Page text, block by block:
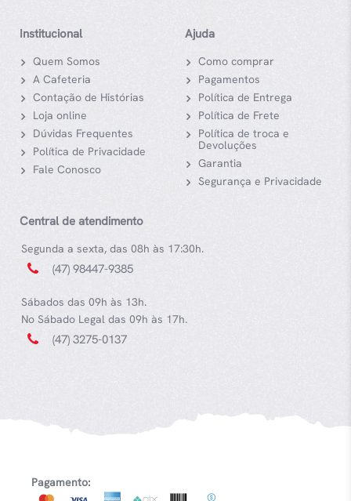
Institucional
Quem Somos
A Cafeteria
Contação de Histórias
Loja online
Dúvidas Frequentes
Política de Privacidade
Fale Conosco
Ajuda
Como comprar
Pagamentos
Política de Entrega
Política de Frete
Política de troca e
Devoluções
Garantia
Segurança e Privacidade
Central de atendimento
Segunda a sexta, das 08h às 17:30h.
(47) 98447-9385
Sábados das 09h às 13h.
No Sábado Legal das 09h às 17h.
(47) 3275-0137
Pagamento: